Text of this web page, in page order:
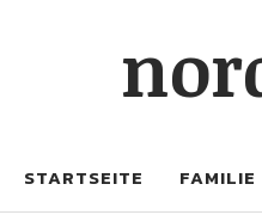
STARTSEITE FAMILIE